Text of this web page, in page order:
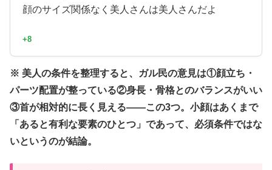
顔のサイズ関係なく美人さんは美人さんだよ
+8
※ 美人の条件を整理すると、ガル民の意見は①顔立ち・
パーツ配置が整っている②身長・骨格とのバランスがいい
③首が相対的に長く見える——この3つ。小顔はあくまで
「あると有利な要素のひとつ」であって、必須条件ではな
いというのが結論。